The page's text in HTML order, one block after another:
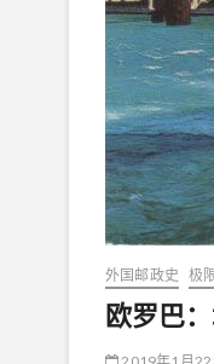
外国邮政史 极
欧罗巴